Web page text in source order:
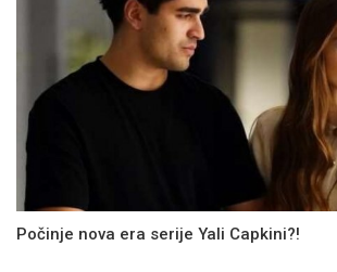
Počinje nova era serije Yali Capkini?!